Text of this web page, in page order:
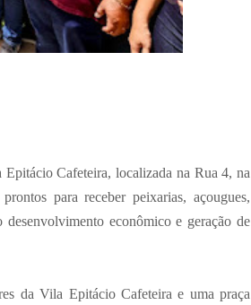
Cafeteira, localizada na Rua 4, na
para receber peixarias, açougues,
econômico e geração de
da Vila Epitácio Cafeteira e uma praça